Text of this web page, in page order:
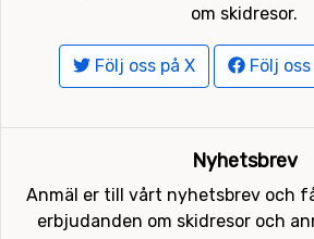
om skidresor.
Följ oss på X Följ oss
Nyhetsbrev
Anmäl er till vårt nyhetsbrev och
erbjudanden om skidresor och